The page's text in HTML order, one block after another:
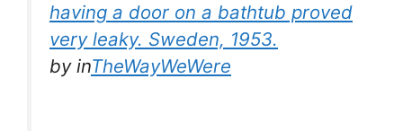
having a door on a bathtub proved
very leaky. Sweden, 1953.
byinTheWayWeWere